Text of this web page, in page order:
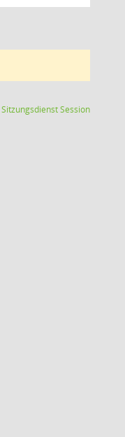
SitzungsdienstSession(Wird in